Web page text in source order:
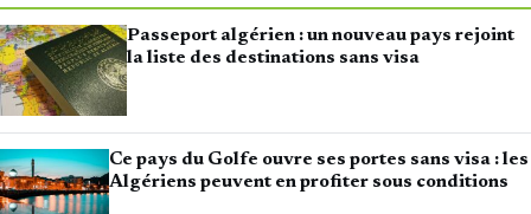
Passeport algérien : un nouveau pays rejoint
la liste des destinations sans visa
Ce pays du Golfe ouvre ses portes sans visa : les
Algériens peuvent en profiter sous conditions